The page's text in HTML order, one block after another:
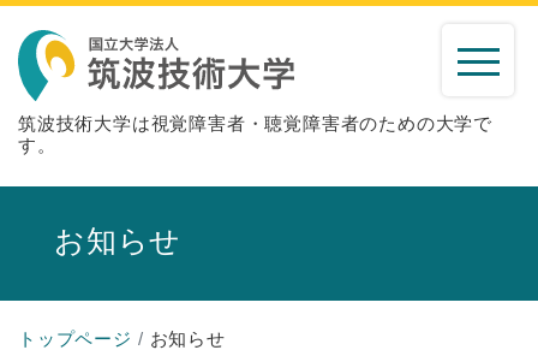
筑波技術大学は視覚障害者・聴覚障害者のための大学で
す。
お知らせ
トップページ お知らせ